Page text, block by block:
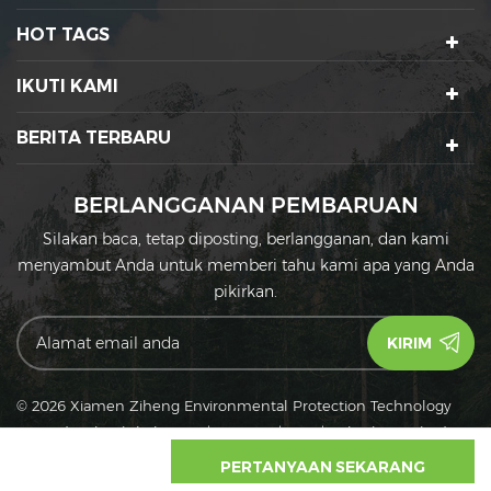
PERTANYAAN SEKARANG
HOT TAGS
IKUTI KAMI
BERITA TERBARU
BERLANGGANAN PEMBARUAN
Silakan baca, tetap diposting, berlangganan, dan kami
menyambut Anda untuk memberi tahu kami apa yang Anda
pikirkan.
© 2026 Xiamen Ziheng Environmental Protection Technology
Co., Ltd. Seluruh hak cipta.|Sitemap|XML|Kebijakan pribadi
Jaringan IPv6 didukung
WHATSAPP